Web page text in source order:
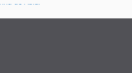
de Abiul
a 29 de agosto
de agosto